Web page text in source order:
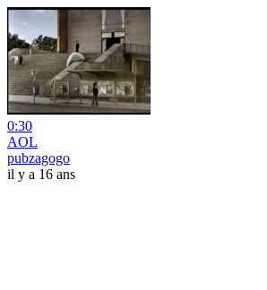
0:30
AOL
pubzagogo
il y a 16 ans